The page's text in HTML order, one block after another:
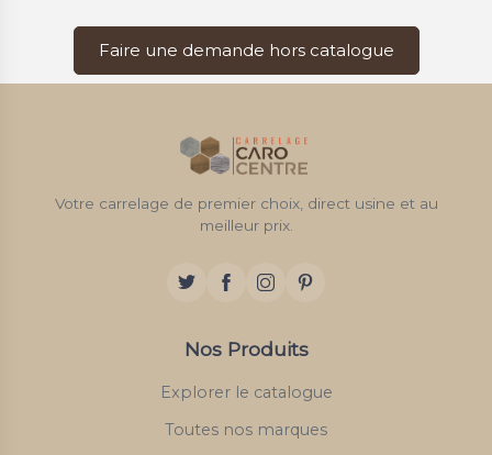
Faire une demande hors catalogue
Votre carrelage de premier choix, direct usine et au
meilleur prix.
Nos Produits
Explorer le catalogue
Toutes nos marques